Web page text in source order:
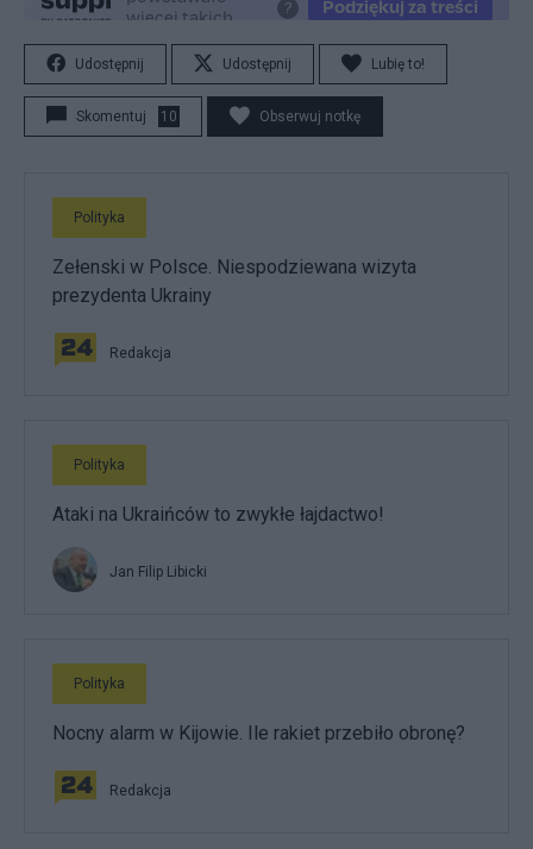
Udostępnij Udostępnij Lubię to!
Skomentuj 10 Obserwuj notkę
Polityka
Zełenski w Polsce. Niespodziewana wizyta
prezydenta Ukrainy
Redakcja
Polityka
Ataki na Ukraińców to zwykłe łajdactwo!
Jan Filip Libicki
Polityka
Nocny alarm w Kijowie. Ile rakiet przebiło obronę?
Redakcja